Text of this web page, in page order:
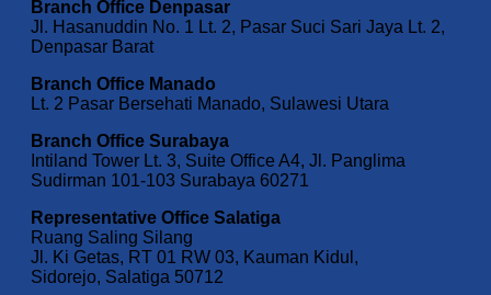
Branch Office Denpasar
Jl. Hasanuddin No. 1 Lt. 2, Pasar Suci Sari Jaya Lt. 2,
Denpasar Barat
Branch Office Manado
Lt. 2 Pasar Bersehati Manado, Sulawesi Utara
Branch Office Surabaya
Intiland Tower Lt. 3, Suite Office A4, Jl. Panglima
Sudirman 101-103 Surabaya 60271
Representative Office Salatiga
Ruang Saling Silang
Jl. Ki Getas, RT 01 RW 03, Kauman Kidul,
Sidorejo, Salatiga 50712